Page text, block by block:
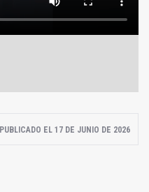
PUBLICADO EL 17 DE JUNIO DE 2026